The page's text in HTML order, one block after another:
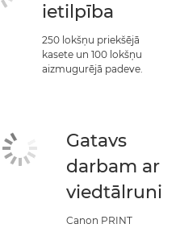
ietilpība
250 lokšņu priekšējā
kasete un 100 lokšņu
aizmugurējā padeve.
Gatavs
darbam ar
viedtālruni
Canon PRINT